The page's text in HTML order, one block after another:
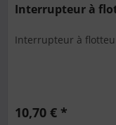
Interrupteur à
Interrupteur à
10,70 € *